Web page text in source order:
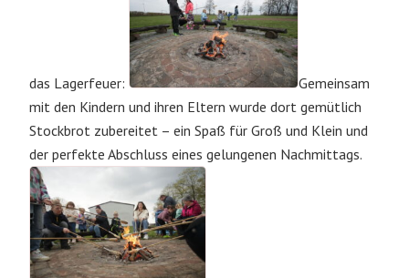
das Lagerfeuer:
Gemeinsam
mit den Kindern und ihren Eltern wurde dort gemütlich
Stockbrot zubereitet – ein Spaß für Groß und Klein und
der perfekte Abschluss eines gelungenen Nachmittags.